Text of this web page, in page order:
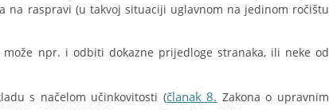
na raspravi (u takvoj situaciji uglavnom na jedinom ročištu
npr. i odbiti dokazne prijedloge stranaka, ili neke od
s načelom učinkovitosti (članak 8. Zakona o upravnim